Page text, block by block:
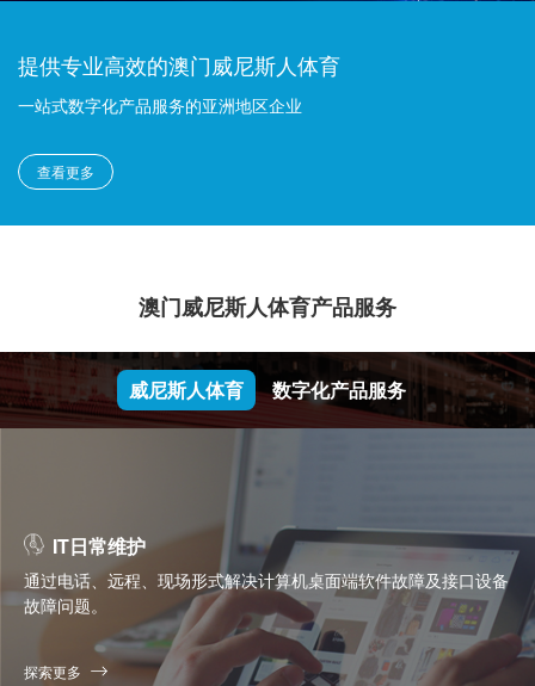
提供专业高效的澳门威尼斯人体育
一站式数字化产品服务的亚洲地区企业
查看更多
澳门威尼斯人体育产品服务
威尼斯人体育 数字化产品服务
IT日常维护
通过电话、远程、现场形式解决计算机桌面端软件故障及接口设备
故障问题。
探索更多